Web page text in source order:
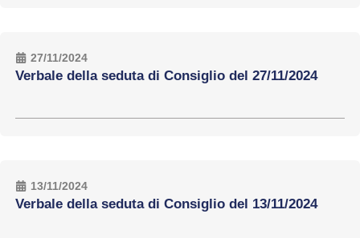
27/11/2024
Verbale della seduta di Consiglio del 27/11/2024
13/11/2024
Verbale della seduta di Consiglio del 13/11/2024